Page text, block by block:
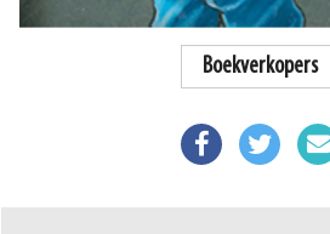
Boekverkopers